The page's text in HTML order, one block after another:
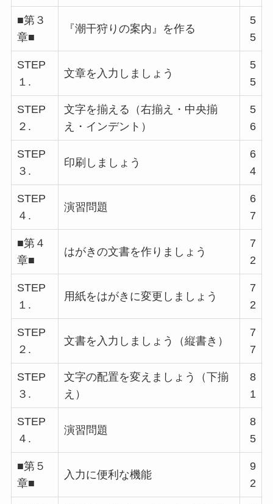
■第３
章■
『潮干狩りの案内』を作る
5
5
STEP
１.
文章を入力しましょう
5
5
STEP
２.
文字を揃える（右揃え・中央揃
え・インデント）
5
6
STEP
３.
印刷しましょう
6
4
STEP
４.
演習問題
6
7
■第４
章■
はがきの文書を作りましょう
7
2
STEP
１.
用紙をはがきに変更しましょう
7
2
STEP
２.
文書を入力しましょう（縦書き）
7
7
STEP
３.
文字の配置を変えましょう（下揃
え）
8
1
STEP
４.
演習問題
8
5
■第５
章■
入力に便利な機能
9
2